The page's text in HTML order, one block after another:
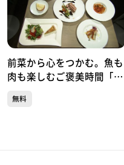
前菜から心をつかむ。魚も
肉も楽しむご褒美時間「リ
区本町）#504【topoぐる
無料